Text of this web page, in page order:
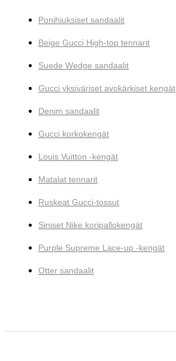
Ponihiuksiset sandaalit
Beige Gucci High-top tennarit
Suede Wedge sandaalit
Gucci yksiväriset avokärkiset kengät
Denim sandaalit
Gucci korkokengät
Louis Vuitton -kengät
Matalat tennarit
Ruskeat Gucci-tossut
Siniset Nike koripallokengät
Purple Supreme Lace-up -kengät
Otter sandaalit